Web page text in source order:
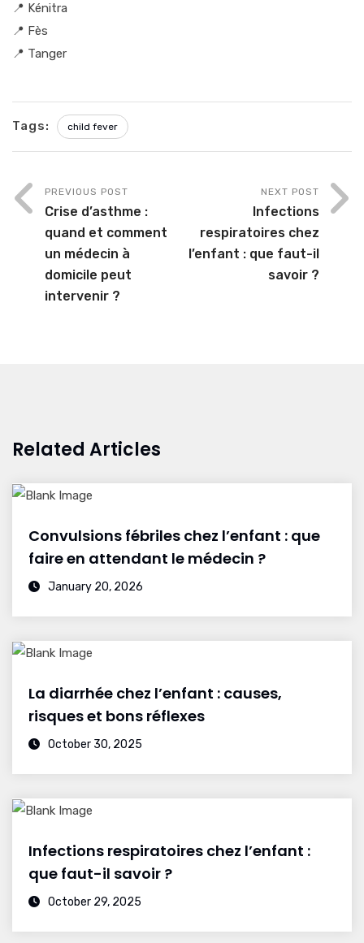
📍 Kénitra
📍 Fès
📍 Tanger
Tags: child fever
PREVIOUS POST
Crise d’asthme :
quand et comment
un médecin à
domicile peut
intervenir ?
NEXT POST
Infections
respiratoires chez
l’enfant : que faut-il
savoir ?
Related Articles
Convulsions fébriles chez l’enfant : que
faire en attendant le médecin ?
January 20, 2026
La diarrhée chez l’enfant : causes,
risques et bons réflexes
October 30, 2025
Infections respiratoires chez l’enfant :
que faut-il savoir ?
October 29, 2025